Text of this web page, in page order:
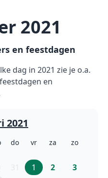
2021
en feestdagen
dag in 2021 zie je o.a.
en
2021
do vr za zo
1 2 3